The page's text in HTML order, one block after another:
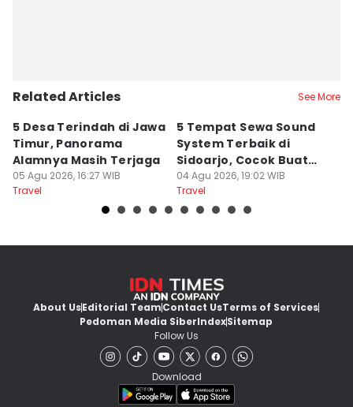
Related Articles See More
5 Desa Terindah di Jawa
Timur, Panorama
Alamnya Masih Terjaga
05 Agu 2026, 16:27 WIB
Travel
5 Tempat Sewa Sound
System Terbaik di
Sidoarjo, Cocok Buat
Agustusan
04 Agu 2026, 19:02 WIB
Travel
About UsEditorial TeamContact UsTerms of Services
Pedoman Media SiberIndexSitemap
Follow Us
Download